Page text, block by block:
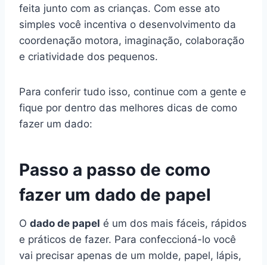
feita junto com as crianças. Com esse ato
simples você incentiva o desenvolvimento da
coordenação motora, imaginação, colaboração
e criatividade dos pequenos.
Para conferir tudo isso, continue com a gente e
fique por dentro das melhores dicas de como
fazer um dado:
Passo a passo de como
fazer um dado de papel
O dado de papel é um dos mais fáceis, rápidos
e práticos de fazer. Para confeccioná-lo você
vai precisar apenas de um molde, papel, lápis,